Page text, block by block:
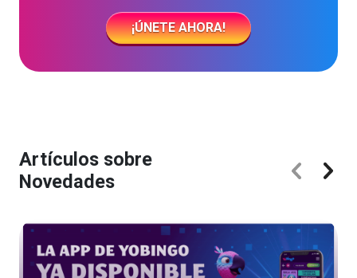
¡ÚNETE AHORA!
Artículos sobre
Novedades